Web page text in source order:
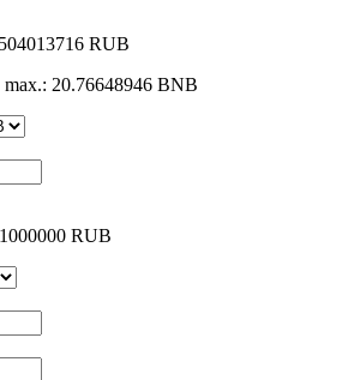
RUB
max.: 20.76648946 BNB
RUB